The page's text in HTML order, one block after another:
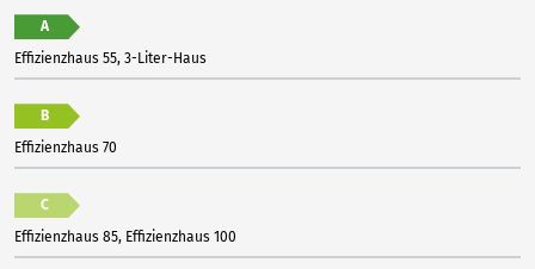
A
Effizienzhaus 55, 3-Liter-Haus
B
Effizienzhaus 70
C
Effizienzhaus 85, Effizienzhaus 100